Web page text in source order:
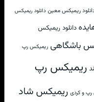
ریمیکس معین دانلود ریمیکس
دانلود ریمیکس
باشگاهی ریمیکس رپ
ریمیکس رپ
و کردی ریمیکس شاد